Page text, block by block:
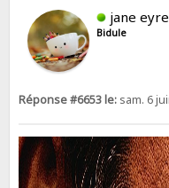
jane eyre
Bidule
Réponse #6653 le: sam. 6